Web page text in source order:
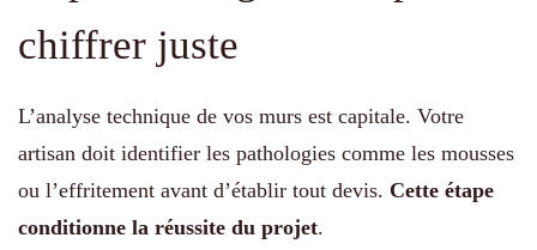
chiffrer juste
L’analyse technique de vos murs est capitale. Votre
artisan doit identifier les pathologies comme les mousses
ou l’effritement avant d’établir tout devis. Cette étape
conditionne la réussite du projet.